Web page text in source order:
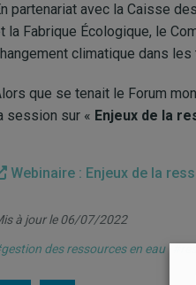
partenariat avec la Caisse
la Fabrique Écologique, le
climatique dans les
que se tenait le Forum
session sur « Enjeux de la
Webinaire : Enjeux de la
à jour le 06/07/2022
des ressources en eau